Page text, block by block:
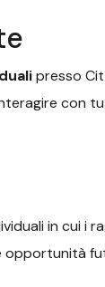
presso
con
in cui i
opportunità